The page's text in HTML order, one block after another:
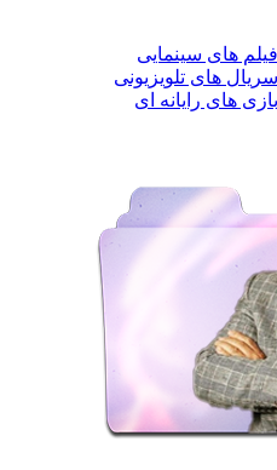
های سینمایی
های تلویزیونی
های رایانه ای